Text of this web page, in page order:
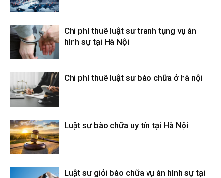
Chi phí thuê luật sư tranh tụng vụ án
hình sự tại Hà Nội
Chi phí thuê luật sư bào chữa ở hà nội
Luật sư bào chữa uy tín tại Hà Nội
Luật sư giỏi bào chữa vụ án hình sự tại